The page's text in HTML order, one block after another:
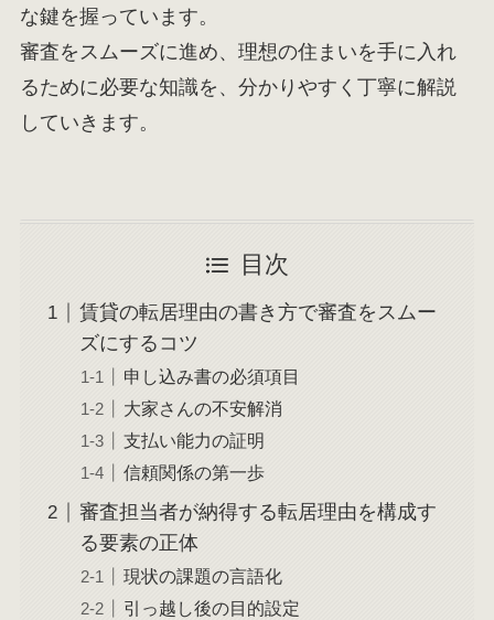
な鍵を握っています。
審査をスムーズに進め、理想の住まいを手に入れ
るために必要な知識を、分かりやすく丁寧に解説
していきます。
目次
賃貸の転居理由の書き方で審査をスムー
ズにするコツ
申し込み書の必須項目
大家さんの不安解消
支払い能力の証明
信頼関係の第一歩
審査担当者が納得する転居理由を構成す
る要素の正体
現状の課題の言語化
引っ越し後の目的設定